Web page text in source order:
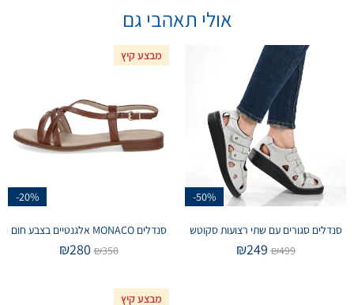
אולי תאהבי גם
-50%
סנדלים סגורים עם שתי רצועות סקוטש
₪499
₪249
מבצע קיץ
-20%
סנדלים MONACO אלגנטיים בצבע חום
₪350
₪280
מבצע קיץ